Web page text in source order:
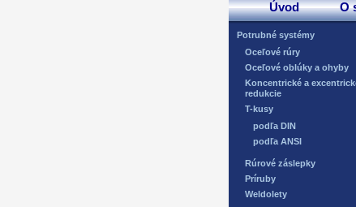
Úvod O
Potrubné systémy
Oceľové rúry
Oceľové oblúky a ohyby
Koncentrické a
redukcie
T-kusy
podľa DIN
podľa ANSI
Rúrové záslepky
Príruby
Weldolety